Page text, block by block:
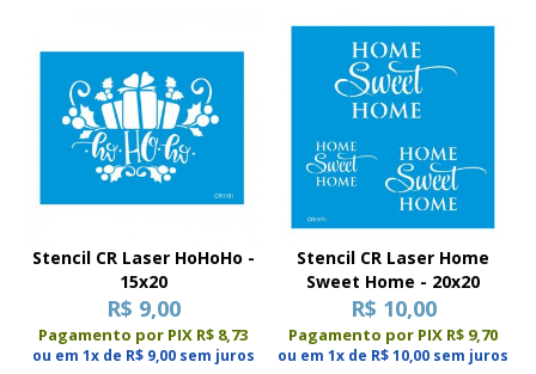
Stencil CR Laser HoHoHo -
15x20
R$ 9,00
Pagamento por PIX R$ 8,73
ou em 1x de R$ 9,00 sem juros
Stencil CR Laser Home
Sweet Home - 20x20
R$ 10,00
Pagamento por PIX R$ 9,70
ou em 1x de R$ 10,00 sem juros